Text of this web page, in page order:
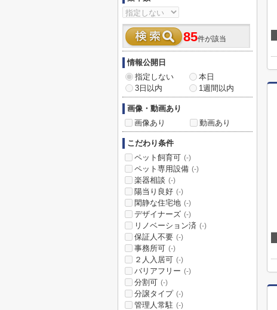
85件が該当
情報公開日
指定しない
本日
3日以内
1週間以内
画像・動画あり
画像あり
動画あり
こだわり条件
ペット飼育可 (-)
ペット専用設備 (-)
楽器相談 (-)
陽当り良好 (-)
閑静な住宅地 (-)
デザイナーズ (-)
リノベーション済 (-)
保証人不要 (-)
事務所可 (-)
２人入居可 (-)
バリアフリー (-)
分割可 (-)
分譲タイプ (-)
管理人常駐 (-)